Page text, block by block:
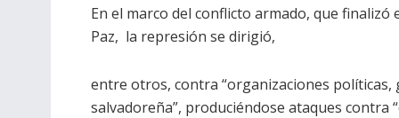
En el marco del conflicto armado, que finalizó
Paz, la represión se dirigió,
entre otros, contra “organizaciones políticas,
salvadoreña”, produciéndose ataques contra